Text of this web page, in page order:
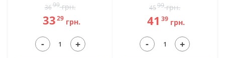
3699грн.
3329грн.
- +
4599грн.
41 39 грн.
- +